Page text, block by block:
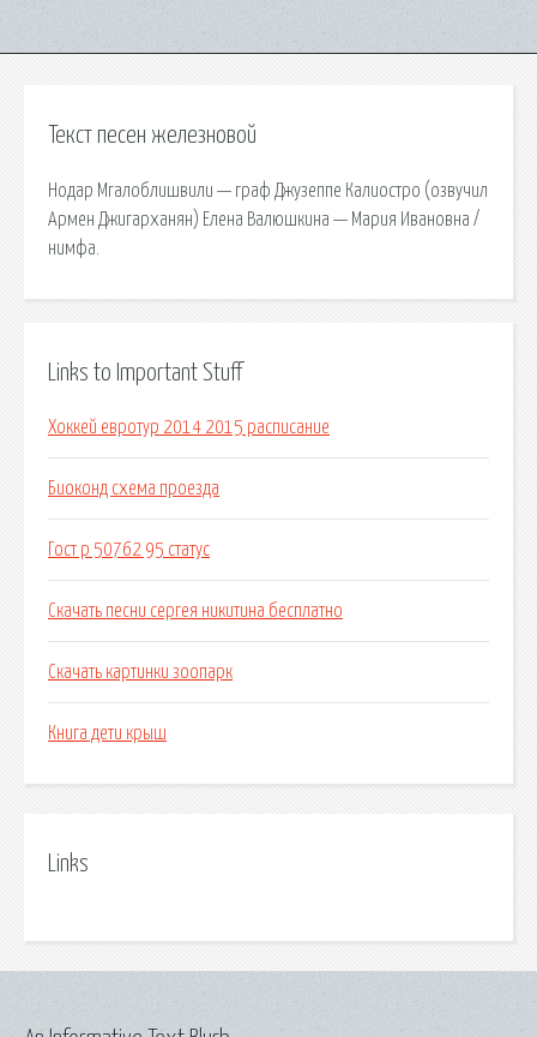
Текст песен железновой
Нодар Мгалоблишвили — граф Джузеппе Калиостро (озвучил
Армен Джигарханян) Елена Валюшкина — Мария Ивановна /
нимфа.
Links to Important Stuff
Хоккей евротур 2014 2015 расписание
Биоконд схема проезда
Гост р 50762 95 статус
Скачать песни сергея никитина бесплатно
Скачать картинки зоопарк
Книга дети крыш
Links